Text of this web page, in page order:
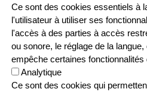
Ce sont des cookies essentiels à
l'utilisateur à utiliser ses
l'accès à des parties à accès
ou sonore, le réglage de la
empêche certaines
Analytique
Ce sont des cookies qui